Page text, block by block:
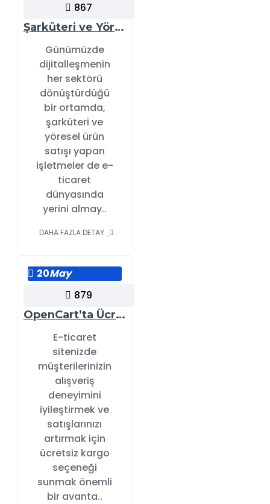
867
Şarküteri ve Yöresel Ürünler İçin Hazırlanan Modern Opencart Temamızla Tanışın!
Günümüzde
dijitalleşmenin
her sektörü
dönüştürdüğü
bir ortamda,
şarküteri ve
yöresel ürün
satışı yapan
işletmeler de e-
ticaret
dünyasında
yerini almay..
DAHA FAZLA DETAY
20May
879
OpenCart’ta Ücretsiz Kargo Limitine Göre Kargo Ücretlerinin Otomatik Yönetimi
E-ticaret
sitenizde
müşterilerinizin
alışveriş
deneyimini
iyileştirmek ve
satışlarınızı
artırmak için
ücretsiz kargo
seçeneği
sunmak önemli
bir avanta..